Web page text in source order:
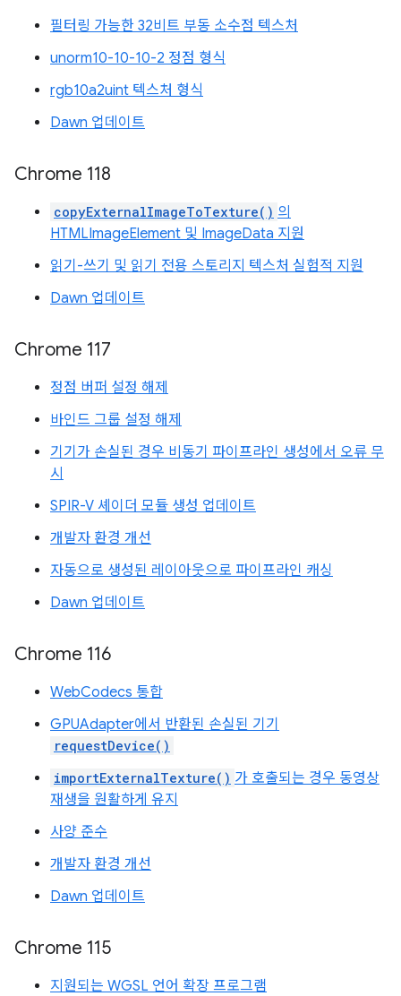
필터링 가능한 32비트 부동 소수점 텍스처
unorm10-10-10-2 정점 형식
rgb10a2uint 텍스처 형식
Dawn 업데이트
Chrome 118
copyExternalImageToTexture() 의
HTMLImageElement 및 ImageData 지원
읽기-쓰기 및 읽기 전용 스토리지 텍스처 실험적 지원
Dawn 업데이트
Chrome 117
정점 버퍼 설정 해제
바인드 그룹 설정 해제
기기가 손실된 경우 비동기 파이프라인 생성에서 오류 무
시
SPIR-V 셰이더 모듈 생성 업데이트
개발자 환경 개선
자동으로 생성된 레이아웃으로 파이프라인 캐싱
Dawn 업데이트
Chrome 116
WebCodecs 통합
GPUAdapter에서 반환된 손실된 기기
requestDevice()
importExternalTexture() 가 호출되는 경우 동영상
재생을 원활하게 유지
사양 준수
개발자 환경 개선
Dawn 업데이트
Chrome 115
지원되는 WGSL 언어 확장 프로그램